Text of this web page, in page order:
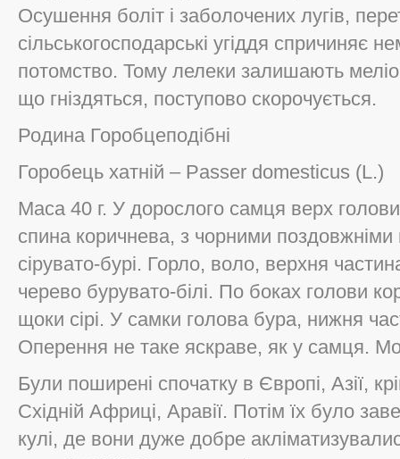
Осушення боліт і заболочених лугів,
сільськогосподарські угіддя спричиняє
потомство. Тому лелеки залишають
що гніздяться, поступово скорочується.
Родина Горобцеподібні
Горобець хатній – Passer domesticus (L.)
Маса 40 г. У дорослого самця верх
спина коричнева, з чорними поздовжніми
сірувато-бурі. Горло, воло, верхня
черево бурувато-білі. По боках голови
щоки сірі. У самки голова бура, нижня
Оперення не таке яскраве, як у самця.
Були поширені спочатку в Європі, Азії,
Східній Африці, Аравії. Потім їх було
кулі, де вони дуже добре